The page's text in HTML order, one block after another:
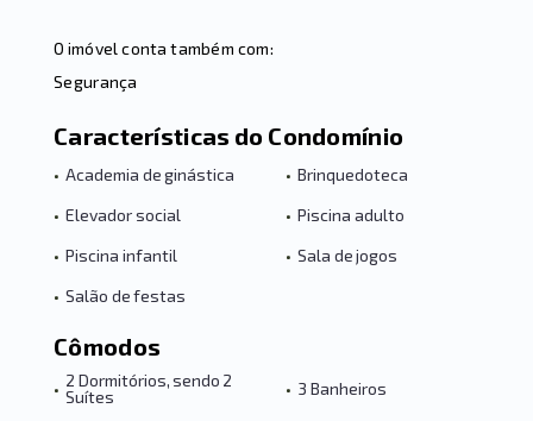
O imóvel conta também com:
Segurança
Características do Condomínio
• Academia de ginástica • Brinquedoteca
• Elevador social • Piscina adulto
• Piscina infantil • Sala de jogos
• Salão de festas
Cômodos
• 2 Dormitórios, sendo 2
Suítes
• 3 Banheiros